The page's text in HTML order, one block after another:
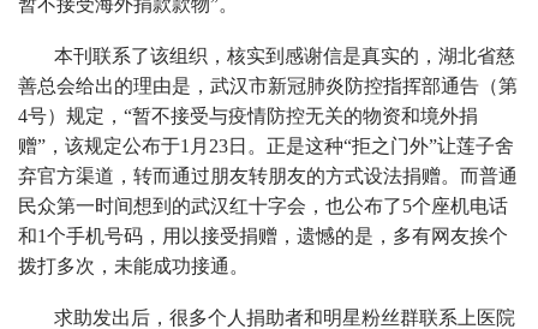
本刊联系了该组织，核实到感谢信是真实的，湖北省慈
善总会给出的理由是，武汉市新冠肺炎防控指挥部通告（第
4号）规定，“暂不接受与疫情防控无关的物资和境外捐
赠”，该规定公布于1月23日。正是这种“拒之门外”让莲子舍
弃官方渠道，转而通过朋友转朋友的方式设法捐赠。而普通
民众第一时间想到的武汉红十字会，也公布了5个座机电话
和1个手机号码，用以接受捐赠，遗憾的是，多有网友挨个
拨打多次，未能成功接通。
求助发出后，很多个人捐助者和明星粉丝群联系上医院